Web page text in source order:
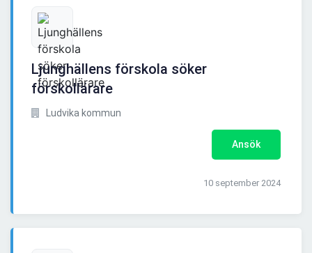
Ljunghällens förskola söker
förskollärare
Ludvika kommun
Ansök
10 september 2024